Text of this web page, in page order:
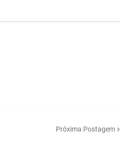
Próxima Postagem